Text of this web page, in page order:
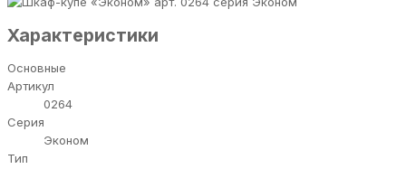
Характеристики
Основные
Артикул
0264
Серия
Эконом
Тип